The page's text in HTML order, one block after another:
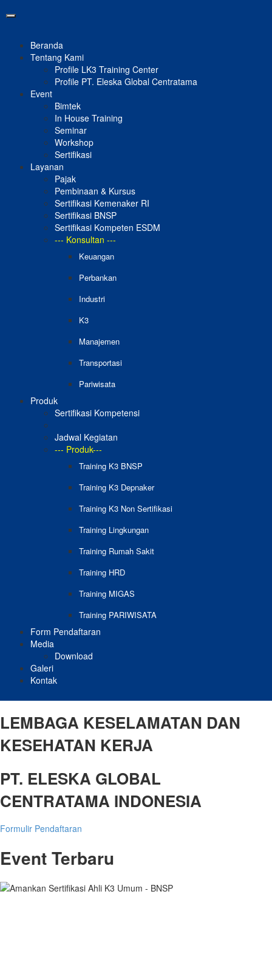
Toggle
Beranda
Tentang Kami
Profile LK3 Training Center
Profile PT. Eleska Global Centratama
Event
Bimtek
In House Training
Seminar
Workshop
Sertifikasi
Layanan
Pajak
Pembinaan & Kursus
Sertifikasi Kemenaker RI
Sertifikasi BNSP
Sertifikasi Kompeten ESDM
--- Konsultan ---
Keuangan
Perbankan
Industri
K3
Manajemen
Transportasi
Pariwisata
Produk
Sertifikasi Kompetensi
Jadwal Kegiatan
--- Produk---
Training K3 BNSP
Training K3 Depnaker
Training K3 Non Sertifikasi
Training Lingkungan
Training Rumah Sakit
Training HRD
Training MIGAS
Training PARIWISATA
Form Pendaftaran
Media
Download
Galeri
Kontak
LEMBAGA KESELAMATAN DAN
KESEHATAN KERJA
PT. ELESKA GLOBAL
CENTRATAMA INDONESIA
Formulir Pendaftaran
Event Terbaru